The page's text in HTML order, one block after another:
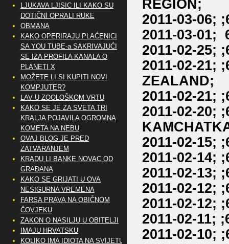
REGION;
2011-03-06;
2011-03-01;
2011-02-25;
2011-02-21;
ZEALAND;
2011-02-21;
2011-02-20;
2011-02-15;
2011-02-14;
2011-02-13;
2011-02-12;
2011-02-12;
2011-02-11;
2011-02-10;
LJUKAVA LJISIC ILI KAKO SU
DOTIČNI OPRALI RUKE
OBMANA
KAKO OPERIRAJU PLAĆENICI
SA YOU TUBE-a SAKRIVAJUĆI
SE IZA PROFILA KANALA O
PLANETI X
MOŽETE LI SI KUPITI NOVI
KOMPJUTER?
LAV U ZOOLOŠKOM VRTU
KAKO SE JE ZA SVETA TRI
KRALJA POJAVILA OGROMNA
KOMETA NA NEBU
OVAJ BLOG JE PRED
ZATVARANJEM
KRADU LI BANKE NOVAC OD
GRAĐANA
KAKO SE GRIJATI U OVA
NESIGURNA VREMENA
FARSA PRAVA NA OBIČNOM
ČOVJEKU
ZAKON O NASILJU U OBITELJI
IMAJU HRVATSKU
KOLIKO IMA IDIOTA NA SVIJETU?